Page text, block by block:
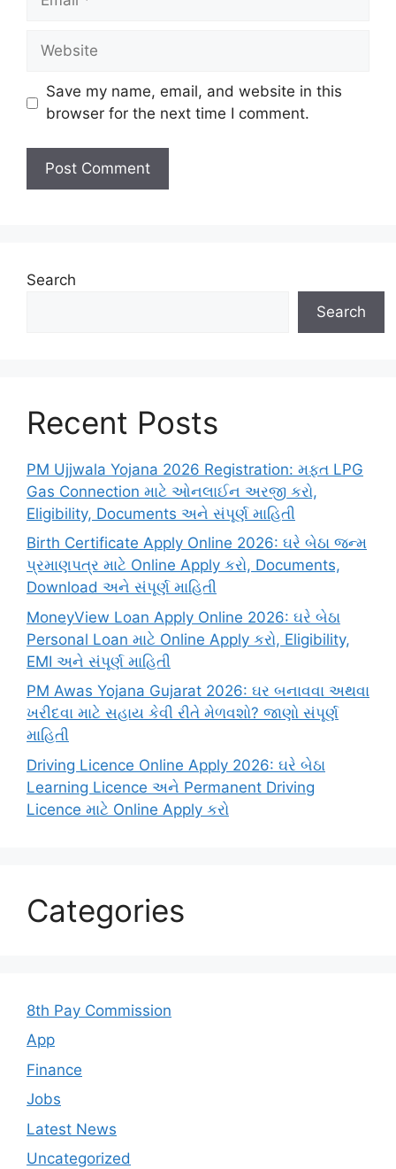
Website
Save my name, email, and website in this
browser for the next time I comment.
Search
Search
Recent Posts
PM Ujjwala Yojana 2026 Registration: મફત LPG
Gas Connection માટે ઓનલાઈન અરજી કરો,
Eligibility, Documents અને સંપૂર્ણ માહિતી
Birth Certificate Apply Online 2026: ઘરે બેઠા જન્મ
પ્રમાણપત્ર માટે Online Apply કરો, Documents,
Download અને સંપૂર્ણ માહિતી
MoneyView Loan Apply Online 2026: ઘરે બેઠા
Personal Loan માટે Online Apply કરો, Eligibility,
EMI અને સંપૂર્ણ માહિતી
PM Awas Yojana Gujarat 2026: ઘર બનાવવા અથવા
ખરીદવા માટે સહાય કેવી રીતે મેળવશો? જાણો સંપૂર્ણ
માહિતી
Driving Licence Online Apply 2026: ઘરે બેઠા
Learning Licence અને Permanent Driving
Licence માટે Online Apply કરો
Categories
8th Pay Commission
App
Finance
Jobs
Latest News
Uncategorized